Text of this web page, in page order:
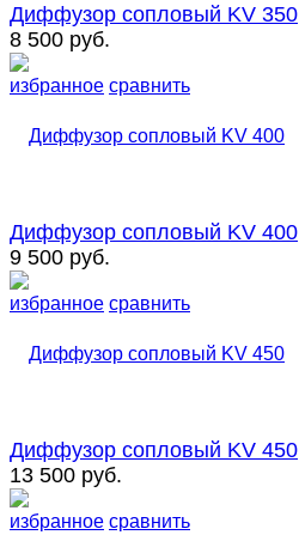
избранное сравнить
Диффузор сопловый KV 350
8 500 руб.
избранное сравнить
Диффузор сопловый KV 400
9 500 руб.
избранное сравнить
Диффузор сопловый KV 450
13 500 руб.